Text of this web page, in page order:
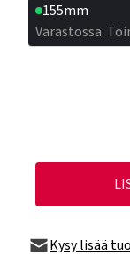
155mm
Varastossa.
Kysy lisää